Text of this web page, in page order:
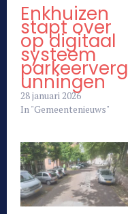
Enkhuizen
stapt over
op digitaal
systeem
parkeerverg
unningen
28 januari 2026
In "Gemeentenieuws"